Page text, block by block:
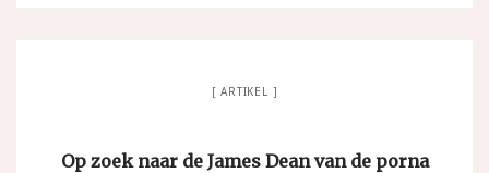
ARTIKEL
Op zoek naar de James Dean van de porna